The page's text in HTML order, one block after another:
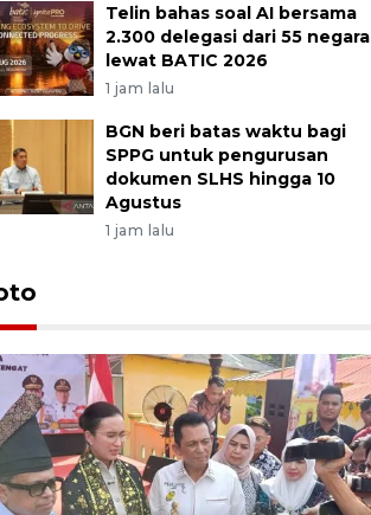
Telin bahas soal AI bersama
2.300 delegasi dari 55 negara
lewat BATIC 2026
1 jam lalu
BGN beri batas waktu bagi
SPPG untuk pengurusan
dokumen SLHS hingga 10
Agustus
1 jam lalu